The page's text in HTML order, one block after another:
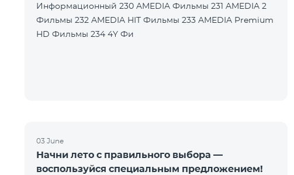
Информационный 230 AMEDIA Фильмы 231 AMEDIA 2
Фильмы 232 AMEDIA HIT Фильмы 233 AMEDIA Premium
HD Фильмы 234 4Y Фи
03 June
Начни лето с правильного выбора —
воспользуйся специальным предложением!